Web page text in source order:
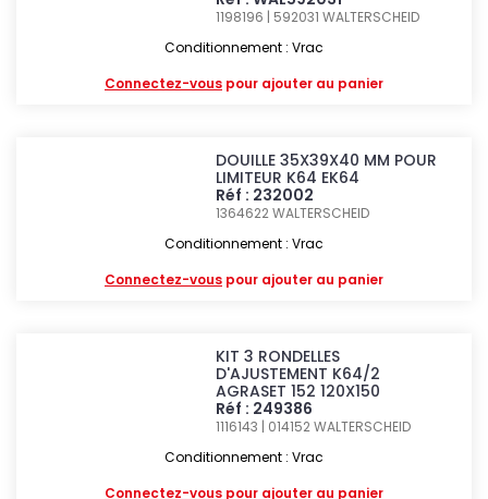
1198196 | 592031WALTERSCHEID
Conditionnement : Vrac
Connectez-vous pour ajouter au panier
DOUILLE 35X39X40 MM POUR
LIMITEUR K64 EK64
Réf : 232002
1364622WALTERSCHEID
Conditionnement : Vrac
Connectez-vous pour ajouter au panier
KIT 3 RONDELLES
D'AJUSTEMENT K64/2
AGRASET 152 120X150
Réf : 249386
1116143 | 014152WALTERSCHEID
Conditionnement : Vrac
Connectez-vous pour ajouter au panier